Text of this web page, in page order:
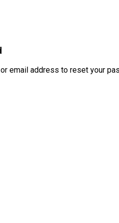
email address to reset your